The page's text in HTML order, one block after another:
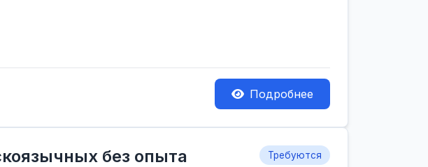
Подробнее
без опыта Требуются